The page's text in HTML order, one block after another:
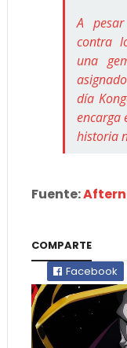
A
contra
una
día
encarga
historia
Fuente:
COMPARTE
Facebook